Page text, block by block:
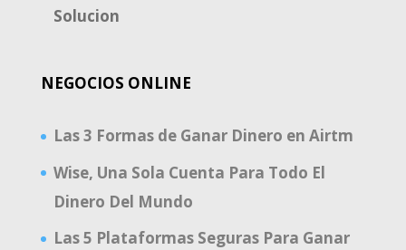
Solucion
NEGOCIOS ONLINE
Las 3 Formas de Ganar Dinero en Airtm
Wise, Una Sola Cuenta Para Todo El
Dinero Del Mundo
Las 5 Plataformas Seguras Para Ganar